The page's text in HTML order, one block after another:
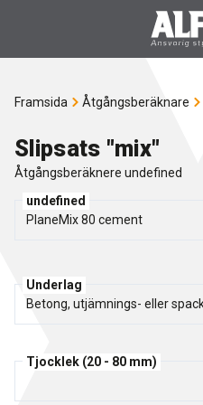
Spackelmassor "Mix"
Fästmassor "Fix"
VÄGLEDNINGAR
Om Alfix
NYHETER
Framsida Åtgångsberäknare
Slipsats "mix"
Åtgångsberäknere undefined
undefined
Underlag
Tjocklek (20 - 80 mm)